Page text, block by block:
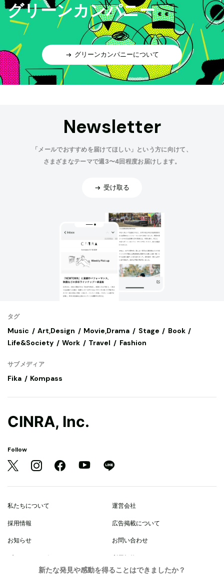
新たな発見や感動を得ることはできましたか？
グリーンカンパニー
グリーンカンパニーについて
Newsletter
「メールでおすすめを届けてほしい」という方に向けて、
さまざまなテーマで週3〜4回程度お届けします。
受け取る
タグ
Music Art,Design Movie,Drama Stage
Book
Life&Society
Work Travel Fashion
サブメディア
Fika Kompass
CINRA, Inc.
Follow
私たちについて 運営会社
採用情報 広告掲載について
お知らせ お問い合わせ
プライバシーポリシー 利用規約